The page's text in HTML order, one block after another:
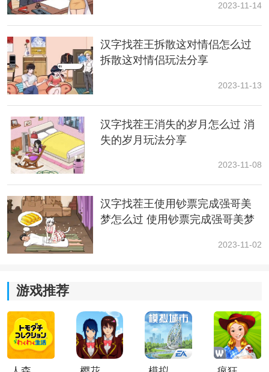
3.马在悬崖上吊：悬崖勒马
2023-11-14
汉字找茬王拆散这对情侣怎么过
拆散这对情侣玩法分享
2023-11-13
汉字找茬王消失的岁月怎么过 消
失的岁月玩法分享
2023-11-08
汉字找茬王使用钞票完成强哥美
梦怎么过 使用钞票完成强哥美梦
2023-11-02
游戏推荐